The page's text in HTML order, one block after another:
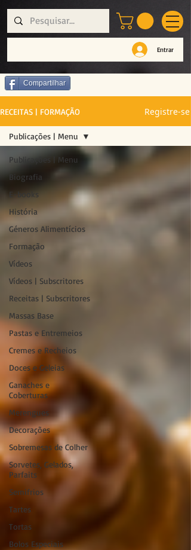
Entrar
Compartilhar
RECEITAS | FORMAÇÃO Registre-se
Publicações | Menu
Biografia
E-books
História
Géneros Alimentícios
Formação
Vídeos
Vídeos | Subscritores
Receitas | Subscritores
Massas Base
Pastas e Entremeios
Cremes e Recheios
Doces e Geleias
Ganaches e
Coberturas
Merengues
Decorações
Sobremesas de Colher
Sorvetes, Gelados,
Parfaits
Semifrios
Tartes
Tortas
Bolos Especiais
Publicações | Menu